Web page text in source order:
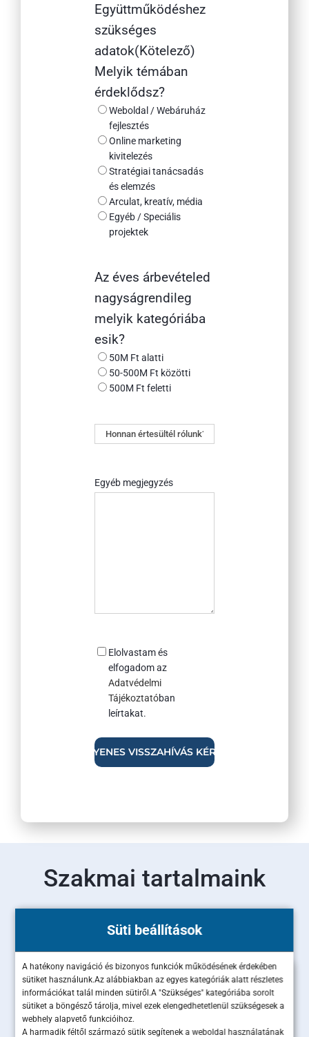
Süti beállítások
A hatékony navigáció és bizonyos funkciók működésének érdekében
sütiket használunk.Az alábbiakban az egyes kategóriák alatt részletes
információkat talál minden sütiről.A "Szükséges" kategóriába sorolt
sütiket a böngésző tárolja, mivel ezek elengedhetetlenül szükségesek a
webhely alapvető funkcióihoz.
A harmadik féltől származó sütik segítenek a weboldal használatának
Együttműködéshez
szükséges
adatok(Kötelező)
Melyik témában
érdeklődsz?
Weboldal / Webáruház
fejlesztés
Online marketing
kivitelezés
Stratégiai tanácsadás
és elemzés
Arculat, kreatív, média
Egyéb / Speciális
projektek
Az éves árbevételed
nagyságrendileg
melyik kategóriába
esik?
50M Ft alatti
50-500M Ft közötti
500M Ft feletti
Honnan
értesültél
Egyéb megjegyzés
Consent
Elolvastam és
elfogadom az
Adatvédelmi
Tájékoztatóban
leírtakat.
Szakmai tartalmaink